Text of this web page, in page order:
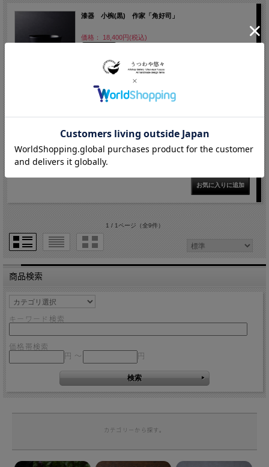
漆器 小椀(黒) 作家「角好司」
価格： 18,400円(税込)
漆器 小椀(赤) 作家「角好司」
価格： 18,400円(税込)
在庫切れ
1 / 1ページ（全9件）
商品検索
キーワード検索
価格帯検索
円 ～
円
カテゴリーから探す。